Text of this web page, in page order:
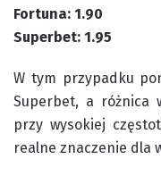
Fortuna: 1.90
Superbet: 1.95
W tym przypadku
Superbet, a różnica
przy wysokiej
realne znaczenie dla